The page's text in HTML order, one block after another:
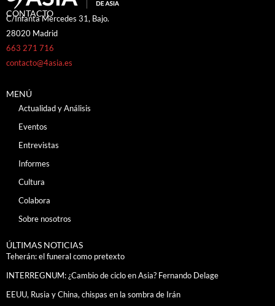
CONTACTO
C/Infanta Mercedes 31, Bajo.
28020 Madrid
663 271 716
contacto@4asia.es
MENÚ
Actualidad y Análisis
Eventos
Entrevistas
Informes
Cultura
Colabora
Sobre nosotros
ÚLTIMAS NOTICIAS
Teherán: el funeral como pretexto
INTERREGNUM: ¿Cambio de ciclo en Asia? Fernando Delage
EEUU, Rusia y China, chispas en la sombra de Irán